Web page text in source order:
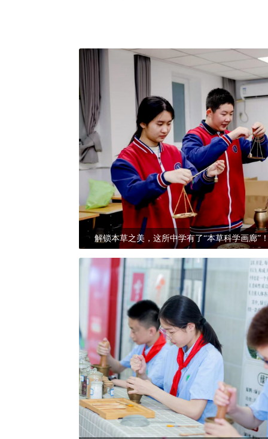
解锁本草之美，这所中学有了“本草科学画廊”